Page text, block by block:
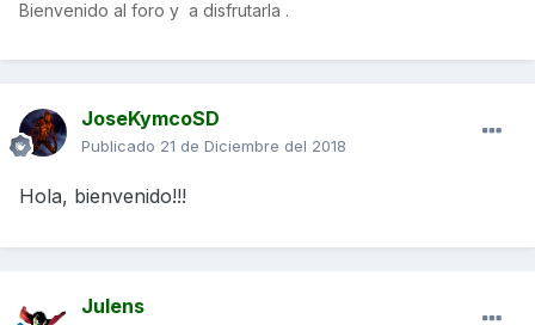
Bienvenido al foro y a disfrutarla .
JoseKymcoSD
Publicado 21 de Diciembre del 2018
Hola, bienvenido!!!
Julens